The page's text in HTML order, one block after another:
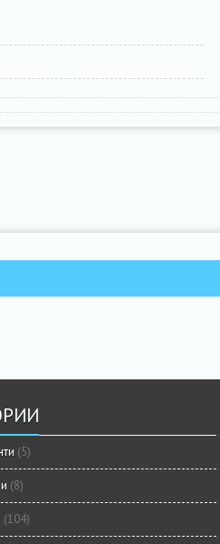
(5)
(8)
(104)